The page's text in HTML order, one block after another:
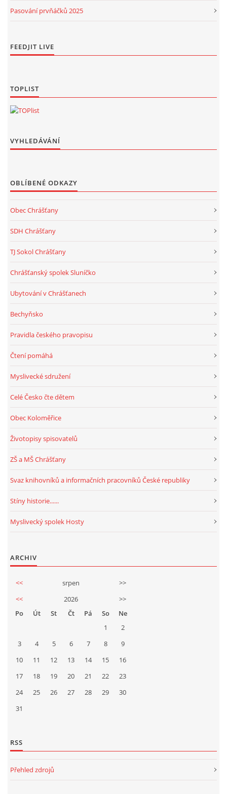
Pasování prvňáčků 2025
FEEDJIT LIVE
TOPLIST
VYHLEDÁVÁNÍ
OBLÍBENÉ ODKAZY
Obec Chrášťany
SDH Chrášťany
TJ Sokol Chrášťany
Chrášťanský spolek Sluníčko
Ubytování v Chrášťanech
Bechyňsko
Pravidla českého pravopisu
Čtení pomáhá
Myslivecké sdružení
Celé Česko čte dětem
Obec Koloměřice
Životopisy spisovatelů
ZŠ a MŠ Chrášťany
Svaz knihovníků a informačních pracovníků České republiky
Stíny historie......
Myslivecký spolek Hosty
ARCHIV
<< srpen
>>
<<
2026
>>
Po
Út St Čt Pá So
Ne
1
2
3
4 5 6 7 8
9
10
11 12 13 14 15
16
17
18 19 20 21 22
23
24
25 26 27 28 29
30
31
RSS
Přehled zdrojů